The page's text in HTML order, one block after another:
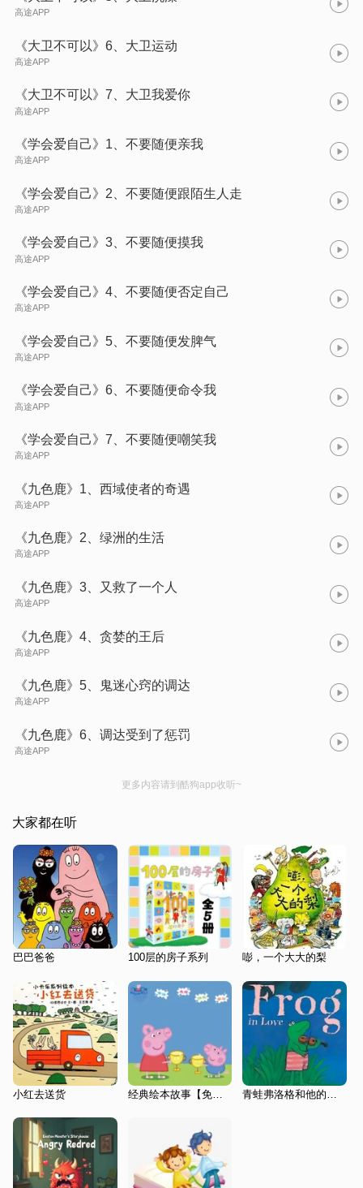
高途APP
《大卫不可以》6、大卫运动
高途APP
《大卫不可以》7、大卫我爱你
高途APP
《学会爱自己》1、不要随便亲我
高途APP
《学会爱自己》2、不要随便跟陌生人走
高途APP
《学会爱自己》3、不要随便摸我
高途APP
《学会爱自己》4、不要随便否定自己
高途APP
《学会爱自己》5、不要随便发脾气
高途APP
《学会爱自己》6、不要随便命令我
高途APP
《学会爱自己》7、不要随便嘲笑我
高途APP
《九色鹿》1、西域使者的奇遇
高途APP
《九色鹿》2、绿洲的生活
高途APP
《九色鹿》3、又救了一个人
高途APP
《九色鹿》4、贪婪的王后
高途APP
《九色鹿》5、鬼迷心窍的调达
高途APP
《九色鹿》6、调达受到了惩罚
高途APP
更多内容请到酷狗app收听~
大家都在听
巴巴爸爸 100层的房子系列 嘭，一个大大的梨
小红去送货 经典绘本故事【免费】